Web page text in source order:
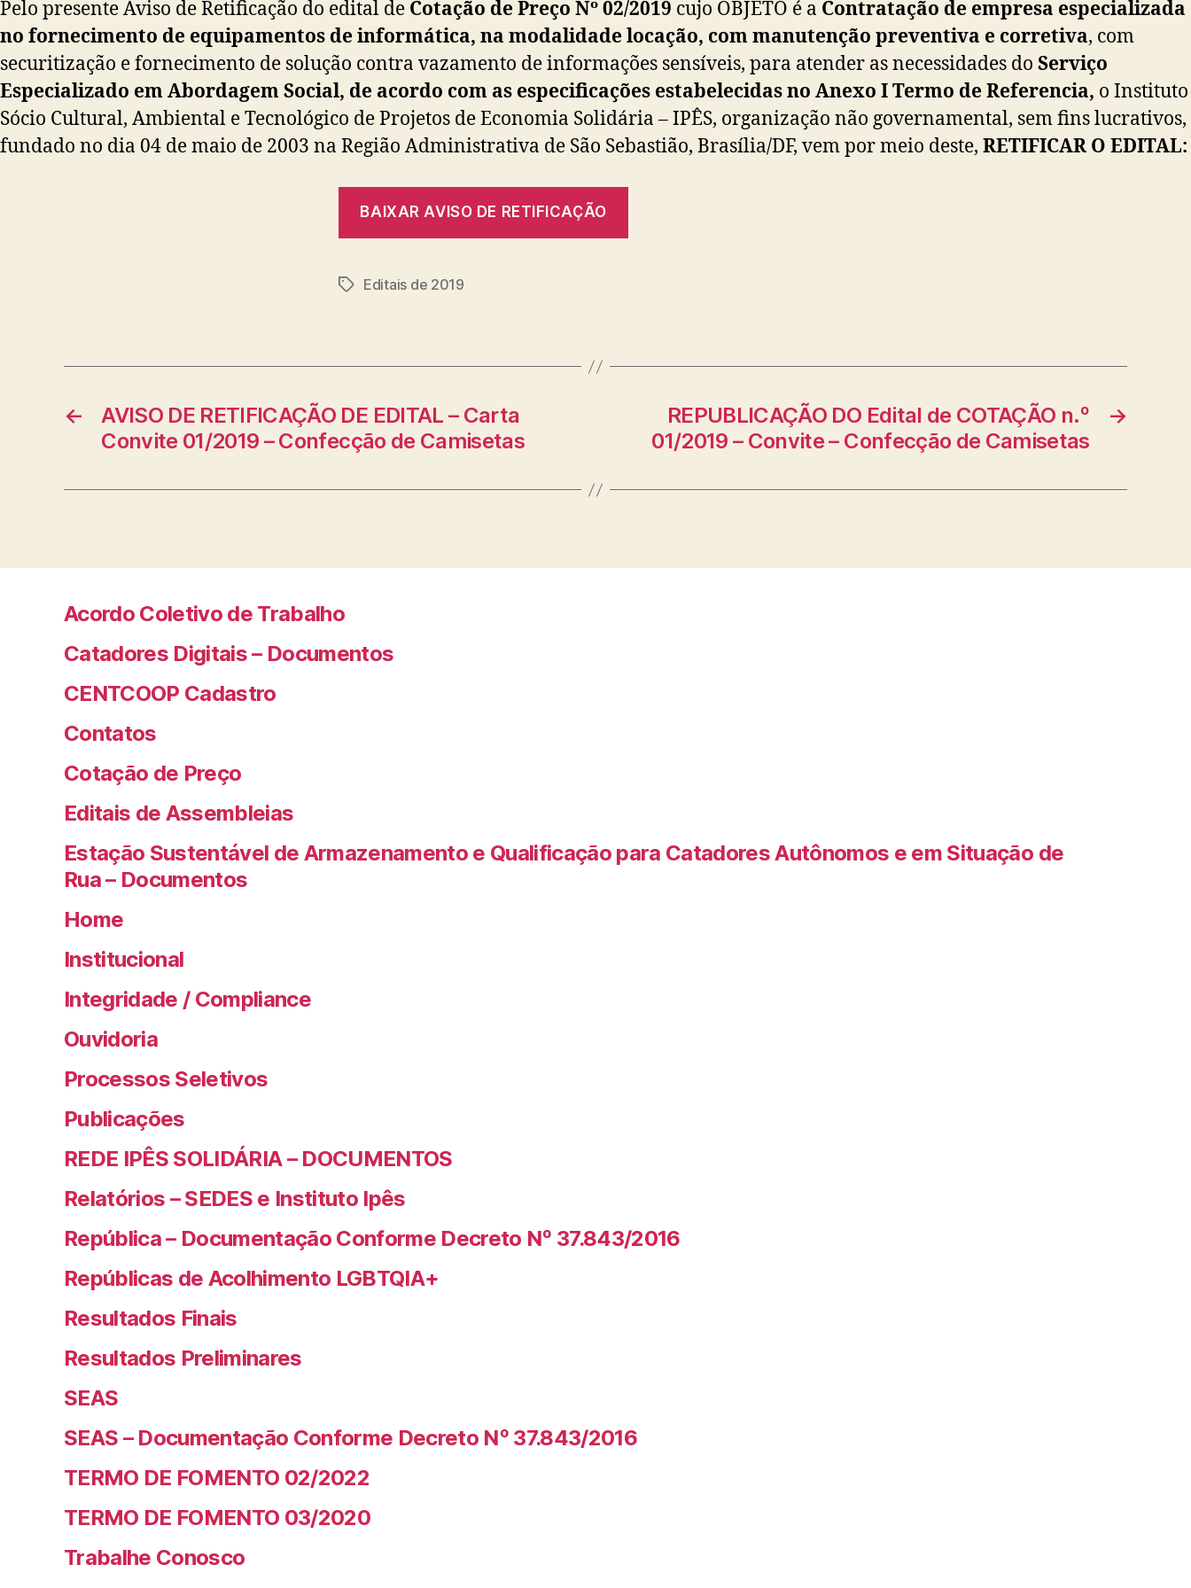
Pelo presente Aviso de Retificação do edital de Cotação de Preço Nº 02/2019 cujo OBJETO é a Contratação de empresa especializada
no fornecimento de equipamentos de informática, na modalidade locação, com manutenção preventiva e corretiva, com
securitização e fornecimento de solução contra vazamento de informações sensíveis, para atender as necessidades do Serviço
Especializado em Abordagem Social, de acordo com as especificações estabelecidas no Anexo I Termo de Referencia, o Instituto
Sócio Cultural, Ambiental e Tecnológico de Projetos de Economia Solidária – IPÊS, organização não governamental, sem fins lucrativos,
fundado no dia 04 de maio de 2003 na Região Administrativa de São Sebastião, Brasília/DF, vem por meio deste, RETIFICAR O EDITAL:
BAIXAR AVISO DE RETIFICAÇÃO
TagsEditais de 2019
←
AVISO DE RETIFICAÇÃO DE EDITAL – Carta
Convite 01/2019 – Confecção de Camisetas
→
REPUBLICAÇÃO DO Edital de COTAÇÃO n.º
01/2019 – Convite – Confecção de Camisetas
Acordo Coletivo de Trabalho
Catadores Digitais – Documentos
CENTCOOP Cadastro
Contatos
Cotação de Preço
Editais de Assembleias
Estação Sustentável de Armazenamento e Qualificação para Catadores Autônomos e em Situação de
Rua – Documentos
Home
Institucional
Integridade / Compliance
Ouvidoria
Processos Seletivos
Publicações
REDE IPÊS SOLIDÁRIA – DOCUMENTOS
Relatórios – SEDES e Instituto Ipês
República – Documentação Conforme Decreto Nº 37.843/2016
Repúblicas de Acolhimento LGBTQIA+
Resultados Finais
Resultados Preliminares
SEAS
SEAS – Documentação Conforme Decreto Nº 37.843/2016
TERMO DE FOMENTO 02/2022
TERMO DE FOMENTO 03/2020
Trabalhe Conosco